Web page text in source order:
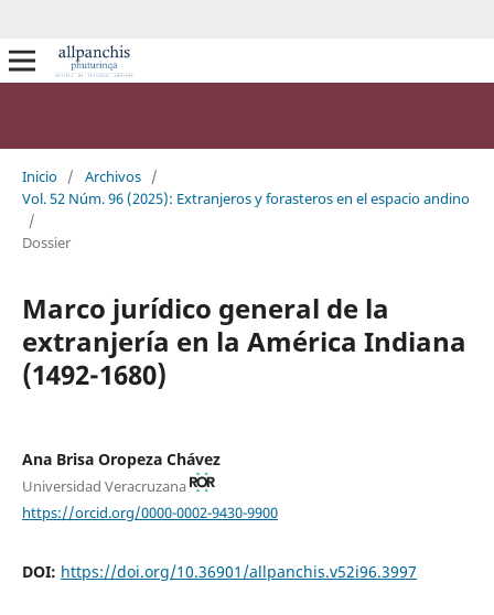
Inicio / Archivos /
Vol. 52 Núm. 96 (2025): Extranjeros y forasteros en el espacio andino
/
Dossier
Marco jurídico general de la
extranjería en la América Indiana
(1492-1680)
Ana Brisa Oropeza Chávez
Universidad Veracruzana
https://orcid.org/0000-0002-9430-9900
DOI: https://doi.org/10.36901/allpanchis.v52i96.3997